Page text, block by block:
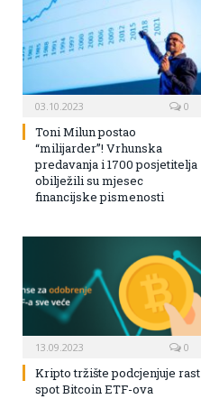
03.10.2023 0
Toni Milun postao
“milijarder”! Vrhunska
predavanja i 1700 posjetitelja
obilježili su mjesec
financijske pismenosti
13.09.2023 0
Kripto tržište podcjenjuje rast
spot Bitcoin ETF-ova